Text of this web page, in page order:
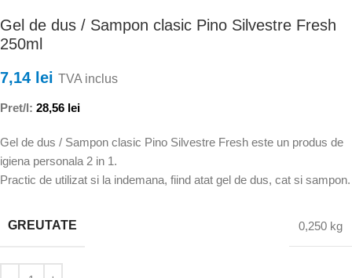
Gel de dus / Sampon clasic Pino Silvestre Fresh
250ml
7,14 lei TVA inclus
Pret/l: 28,56 lei
Gel de dus / Sampon clasic Pino Silvestre Fresh este un produs de
igiena personala 2 in 1.
Practic de utilizat si la indemana, fiind atat gel de dus, cat si sampon.
GREUTATE 0,250 kg